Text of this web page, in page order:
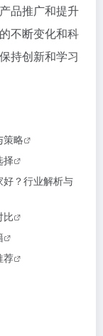
品推广和提升
不断变化和科
持创新和学习
策略
择
好？行业解析与
比
荐